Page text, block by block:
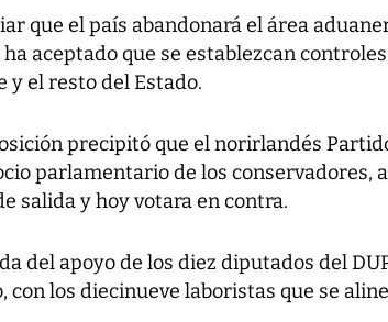
que el país abandonará el área
aceptado que se establezcan
y el resto del Estado.
precipitó que el norirlandés
parlamentario de los conservadores,
salida y hoy votara en contra.
del apoyo de los diez diputados del
con los diecinueve laboristas que se